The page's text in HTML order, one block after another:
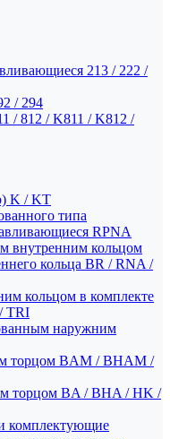
213 / 222 /
/ 294
/ 812 / K811 / K812 /
K / KT
типа
RPNA
внутренним кольцом
кольца BR / RNA /
кольцом в комплекте
TRI
наружним
торцом BAM / BHAM /
торцом BA / BHA / HK /
комплектующие